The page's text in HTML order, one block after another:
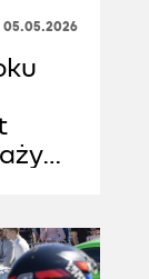
05.05.2026